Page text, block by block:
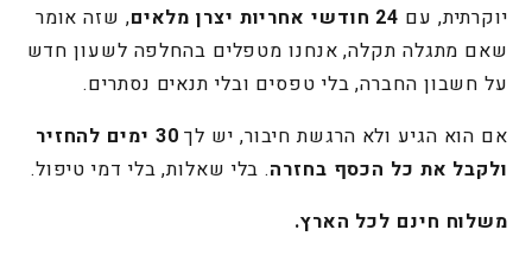
יוקרתית, עם 24 חודשי אחריות יצרן מלאים
, שזה אומר
שאם מתגלה תקלה, אנחנו מטפלים בהחלפה לשעון חדש
על חשבון החברה, בלי טפסים ובלי תנאים נסתרים.
אם הוא הגיע ולא הרגשת חיבור, יש לך
30 ימים להחזיר
ולקבל את כל הכסף בחזרה. בלי שאלות, בלי דמי טיפול.
משלוח חינם לכל הארץ.